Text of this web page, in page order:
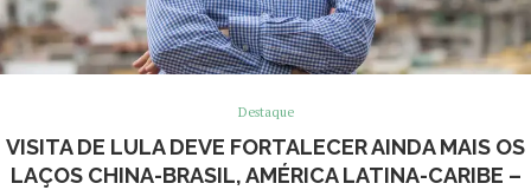
Destaque
VISITA DE LULA DEVE FORTALECER AINDA MAIS OS
LAÇOS CHINA-BRASIL, AMÉRICA LATINA-CARIBE –